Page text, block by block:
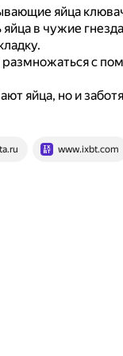
яйца
в чужие
размножаться с
яйца, но и
www.ixbt.com